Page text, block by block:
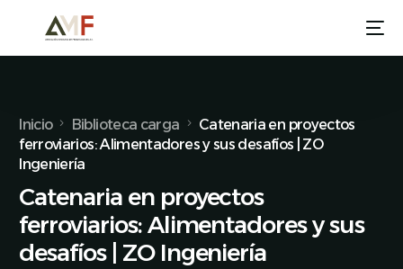
Inicio Biblioteca carga
Catenaria en proyectos
ferroviarios: Alimentadores y sus desafíos | ZO
Ingeniería
Catenaria en proyectos
ferroviarios: Alimentadores y sus
desafíos | ZO Ingeniería